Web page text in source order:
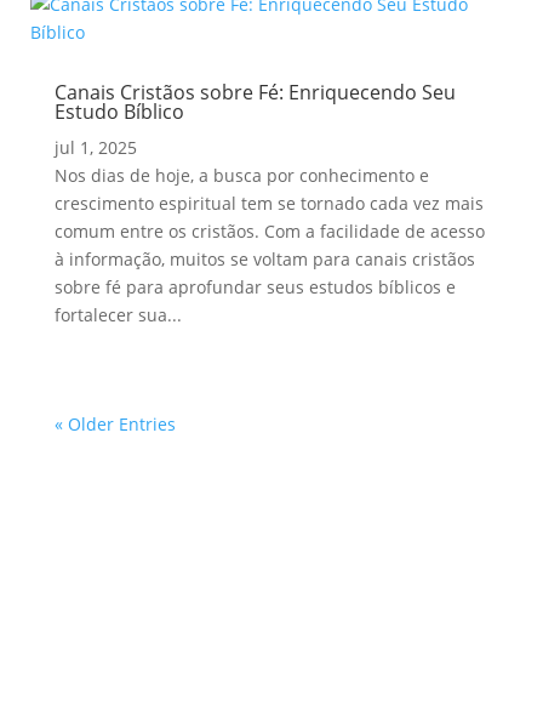
Canais Cristãos sobre Fé: Enriquecendo Seu
Estudo Bíblico
jul 1, 2025
Nos dias de hoje, a busca por conhecimento e
crescimento espiritual tem se tornado cada vez mais
comum entre os cristãos. Com a facilidade de acesso
à informação, muitos se voltam para canais cristãos
sobre fé para aprofundar seus estudos bíblicos e
fortalecer sua...
« Older Entries